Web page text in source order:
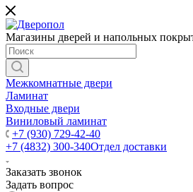
Магазины дверей и напольных
Межкомнатные двери
Ламинат
Входные двери
Виниловый ламинат
+7 (930) 729-42-40
+7 (4832) 300-340Отдел доставки
Заказать звонок
Задать вопрос